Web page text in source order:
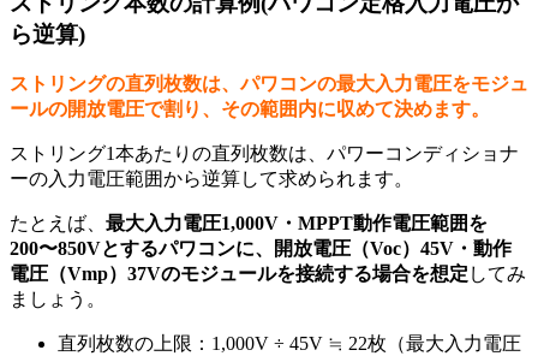
ら逆算)
ストリングの直列枚数は、パワコンの最大入力電圧をモジュ
ールの開放電圧で割り、その範囲内に収めて決めます。
ストリング1本あたりの直列枚数は、パワーコンディショナ
ーの入力電圧範囲から逆算して求められます。
たとえば、 最大入力電圧1,000V・MPPT動作電圧範囲を
200〜850Vとするパワコンに、開放電圧（Voc）45V・動作
電圧（Vmp）37Vのモジュールを接続する場合を想定 してみ
ましょう。
直列枚数の上限：1,000V ÷ 45V ≒ 22枚（最大入力電圧